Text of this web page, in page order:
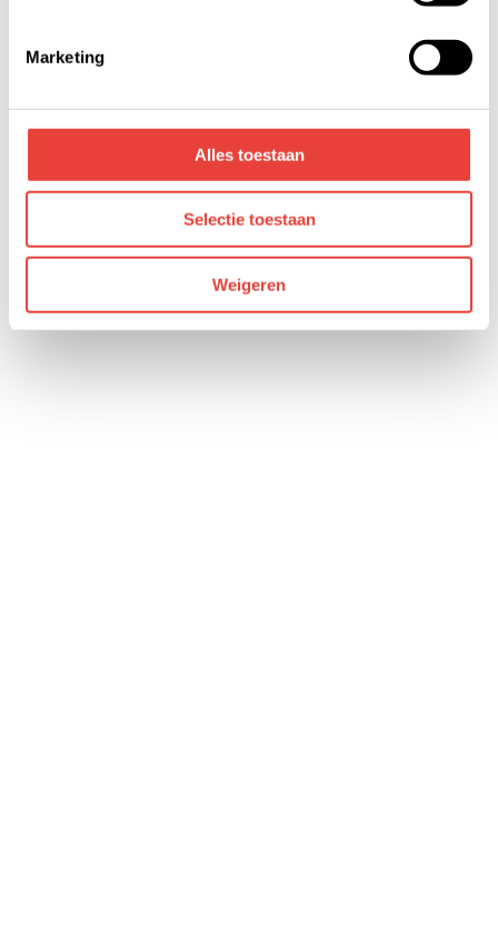
kunnen ontvangen en verwerken. Bekijk hiervoor de
details pagina.
Marketing
Alles toestaan
Selectie toestaan
Weigeren
Meer VoltaGalvani
www.voltagalvani.nl